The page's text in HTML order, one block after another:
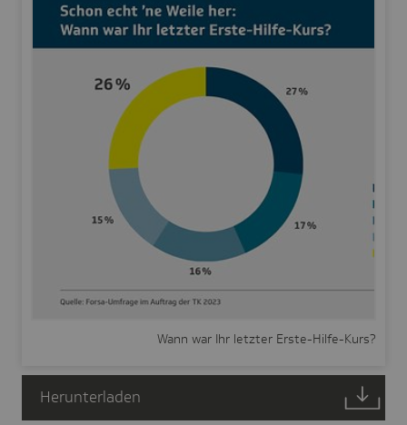
Wann war Ihr letzter Erste-Hilfe-Kurs?
Herunterladen